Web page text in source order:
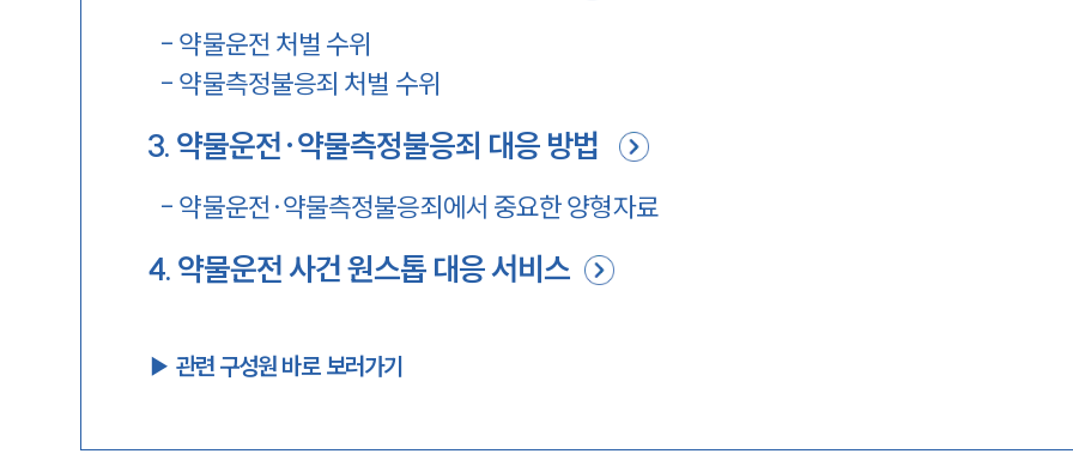
- 약물운전 처벌 수위
- 약물측정불응죄 처벌 수위
3. 약물운전·약물측정불응죄 대응 방법
- 약물운전·약물측정불응죄에서 중요한 양형자료
4. 약물운전 사건 원스톱 대응 서비스
▶︎ 관련 구성원 바로 보러가기